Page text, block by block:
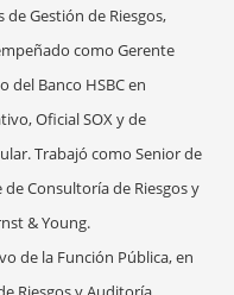
Gestión de Riesgos,
como Gerente
Banco HSBC en
Oficial SOX y de
Trabajó como Senior de
Consultoría de Riesgos y
& Young.
de la Función Pública, en